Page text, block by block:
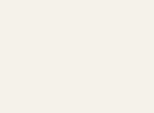
ad una riduzione delle
nell'intestino crasso.
di barbabietola (per
e gli acidi grassi
intestinale)